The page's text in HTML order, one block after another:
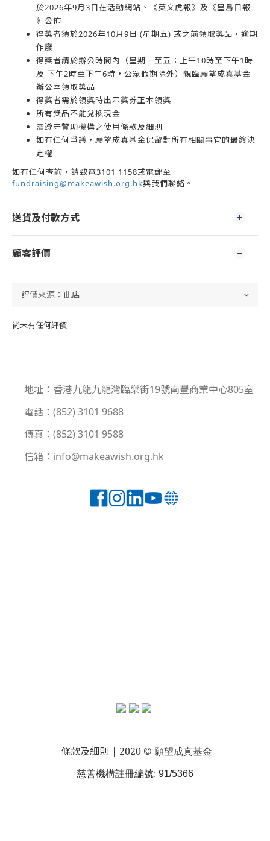
於2026年9月3日在活動網站、《英文虎報》及《星島日報
》公佈
得獎者須於2026年10月9日 (星期五) 或之前領取獎品，逾期
作廢
得獎者請於辦公時間內（星期一至五：上午10時至下午1時
及 下午2時至下午6時，公眾假期除外）親臨願望成真基金
辦公室領取獎品
得獎者需於領獎時出示獎券正本領獎
所有獎品不能兌換現金
需遵守贊助機構之使用條款及細則
如有任何爭議，願望成真基金保留對所有相關事宜的最終決
定權
如有任何查詢，請致電3101 1158或電郵至
fundraising@makeawish.org.hk與我們聯絡。
送貨及付款方式
顧客評價
尚未有任何評價
地址：香港九龍九龍灣臨樂街19號南豐商業中心805室
電話：(852) 3101 9688
傳真：(852) 3101 9588
信箱：info@makeawish.org.hk
條款及細則 | 2020 © 願望成真基金
慈善機構註冊編號: 91/5366